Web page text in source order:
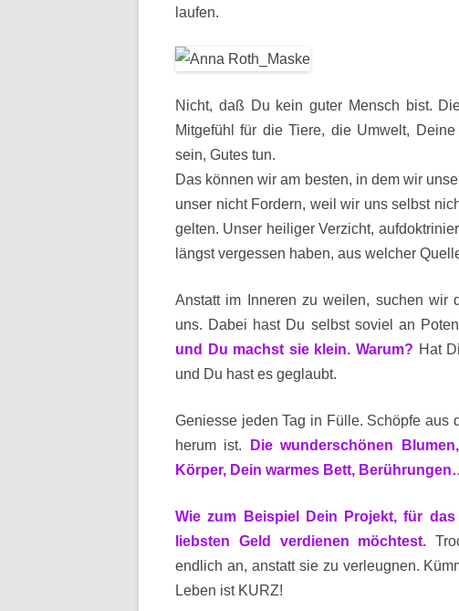
laufen.
Nicht, daß Du kein guter Mensch bist.
Mitgefühl für die Tiere, die Umwelt,
sein, Gutes tun.
Das können wir am besten, in dem wir
unser nicht Fordern, weil wir uns selbst
gelten. Unser heiliger Verzicht,
längst vergessen haben, aus welcher
Anstatt im Inneren zu weilen, suchen wir
uns. Dabei hast Du selbst soviel an
und Du machst sie klein. Warum? Hat
und Du hast es geglaubt.
Geniesse jeden Tag in Fülle. Schöpfe
herum ist.
Die wunderschönen
Körper, Dein warmes Bett,
Wie zum Beispiel Dein Projekt, für
liebsten Geld verdienen möchtest.
endlich an, anstatt sie zu verleugnen.
Leben ist KURZ!